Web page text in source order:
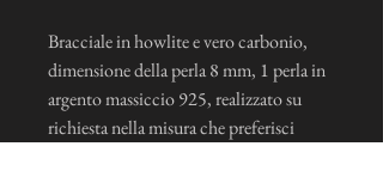
Bracciale in howlite e vero carbonio,
dimensione della perla 8 mm, 1 perla in
argento massiccio 925, realizzato su
richiesta nella misura che preferisci